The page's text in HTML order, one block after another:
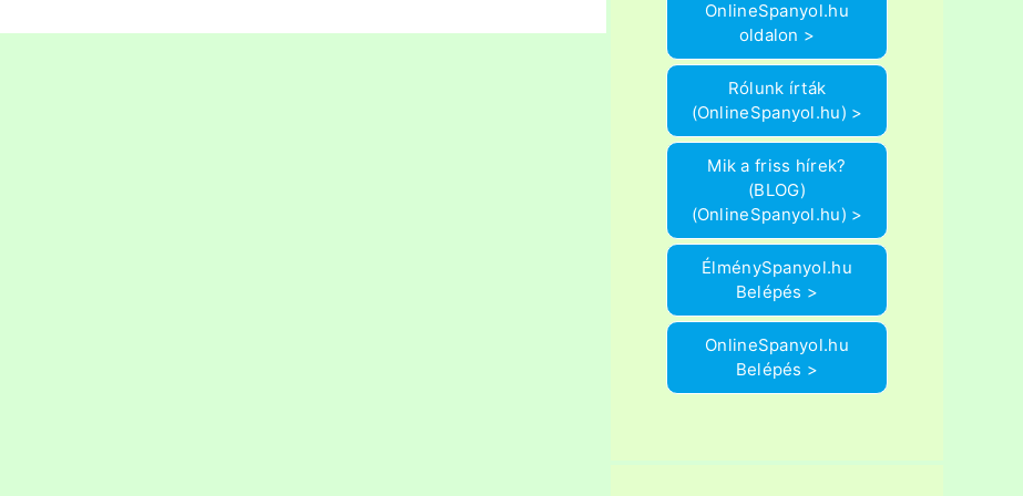
OnlineSpanyol.hu
oldalon >
Rólunk írták
(OnlineSpanyol.hu) >
Mik a friss hírek?
(BLOG)
(OnlineSpanyol.hu) >
ÉlménySpanyol.hu
Belépés >
OnlineSpanyol.hu
Belépés >